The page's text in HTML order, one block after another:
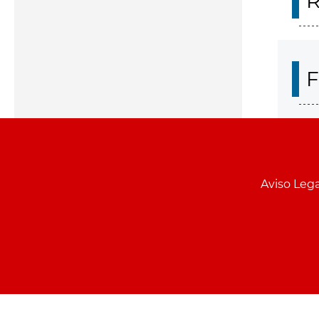
Aviso